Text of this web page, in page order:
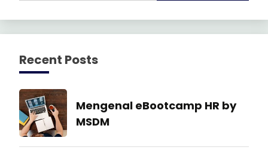
Recent Posts
Industrial
Relation
Mengenal eBootcamp HR by
MSDM
22